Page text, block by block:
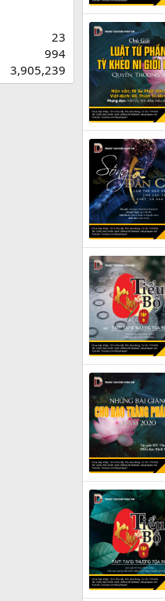
23
994
3,905,239